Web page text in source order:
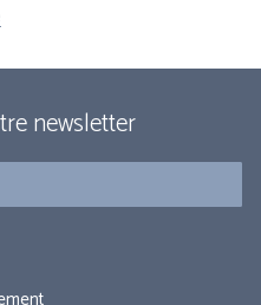
newsletter